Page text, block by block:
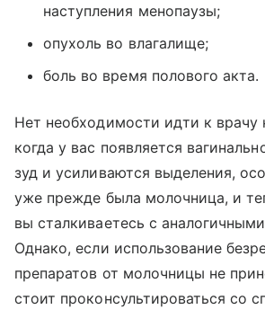
наступления менопаузы;
опухоль во влагалище;
боль во время полового акта.
Нет необходимости идти к врачу
когда у вас появляется
зуд и усиливаются выделения,
уже прежде была молочница, и
вы сталкиваетесь с
Однако, если использование
препаратов от молочницы не
стоит проконсультироваться со